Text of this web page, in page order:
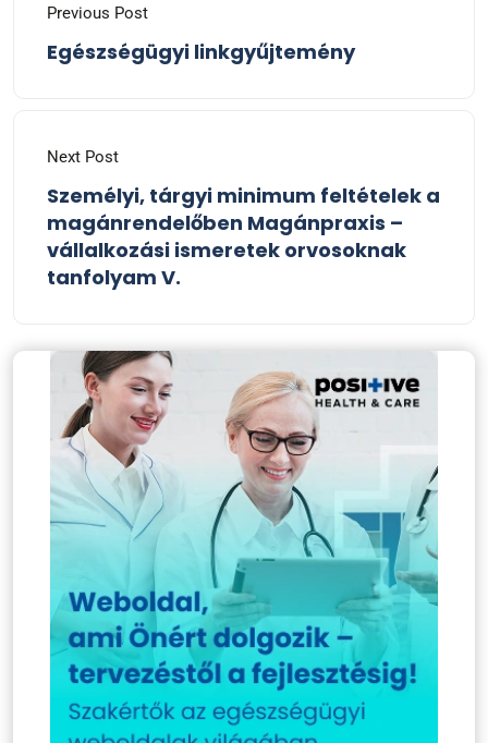
Previous Post
Egészségügyi linkgyűjtemény
Next Post
Személyi, tárgyi minimum feltételek a
magánrendelőben Magánpraxis –
vállalkozási ismeretek orvosoknak
tanfolyam V.